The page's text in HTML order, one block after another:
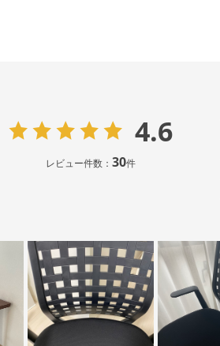
4.6
レビュー件数： 30件